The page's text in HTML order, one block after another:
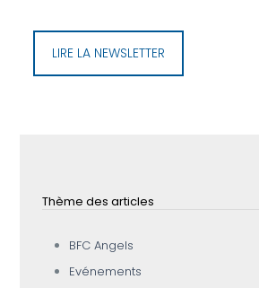
LIRE LA NEWSLETTER
Thème des articles
BFC Angels
Evénements